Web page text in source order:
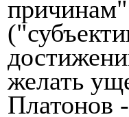
желать
Платонов